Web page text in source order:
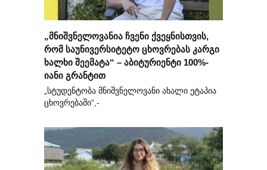
„მნიშვნელოვანია ჩვენი ქვეყნისთვის,
რომ საუნივერსიტეტო ცხოვრებას კარგი
ხალხი შეემატა“ – აბიტურიენტი 100%-
იანი გრანტით
„სტუდენტობა მნიშვნელოვანი ახალი ეტაპია
ცხოვრებაში“,-